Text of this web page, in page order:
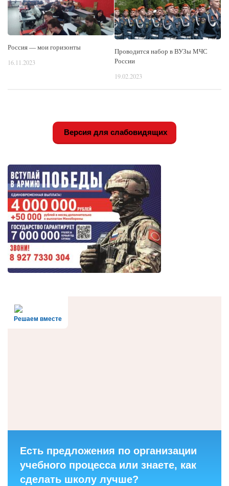
Россия — мои горизонты
16.11.2023
Проводится набор в ВУЗы МЧС
России
19.02.2023
Версия для слабовидящих
Решаем вместе
Есть предложения по организации
учебного процесса или знаете, как
сделать школу лучше?